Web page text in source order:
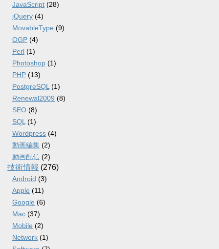
JavaScript (28)
jQuery (4)
MovableType (9)
OGP (4)
Perl (1)
Photoshop (1)
PHP (13)
PostgreSQL (1)
Renewal2009 (8)
SEO (8)
SQL (1)
Wordpress (4)
動画編集 (2)
動画配信 (2)
技術情報 (276)
Android (3)
Apple (11)
Google (6)
Mac (37)
Mobile (2)
Network (1)